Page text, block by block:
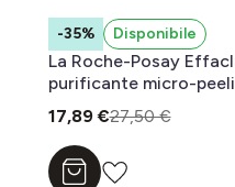
-35% Disponibile
La Roche-Posay
purificante micro-
mista, grassa o a
400 ml
17,89 €27,50 €
Aggiungi al carrello